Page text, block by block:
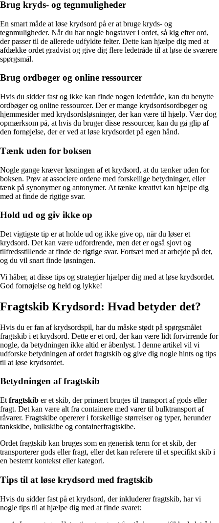
Brug kryds- og tegnmuligheder
En smart måde at løse krydsord på er at bruge kryds- og
tegnmuligheder. Når du har nogle bogstaver i ordet, så kig efter ord,
der passer til de allerede udfyldte felter. Dette kan hjælpe dig med at
afdække ordet gradvist og give dig flere ledetråde til at løse de sværere
spørgsmål.
Brug ordbøger og online ressourcer
Hvis du sidder fast og ikke kan finde nogen ledetråde, kan du benytte
ordbøger og online ressourcer. Der er mange krydsordsordbøger og
hjemmesider med krydsordsløsninger, der kan være til hjælp. Vær dog
opmærksom på, at hvis du bruger disse ressourcer, kan du gå glip af
den fornøjelse, der er ved at løse krydsordet på egen hånd.
Tænk uden for boksen
Nogle gange kræver løsningen af et krydsord, at du tænker uden for
boksen. Prøv at associere ordene med forskellige betydninger, eller
tænk på synonymer og antonymer. At tænke kreativt kan hjælpe dig
med at finde de rigtige svar.
Hold ud og giv ikke op
Det vigtigste tip er at holde ud og ikke give op, når du løser et
krydsord. Det kan være udfordrende, men det er også sjovt og
tilfredsstillende at finde de rigtige svar. Fortsæt med at arbejde på det,
og du vil snart finde løsningen.
Vi håber, at disse tips og strategier hjælper dig med at løse krydsordet.
God fornøjelse og held og lykke!
Fragtskib Krydsord: Hvad betyder det?
Hvis du er fan af krydsordspil, har du måske stødt på spørgsmålet
fragtskib i et krydsord. Dette er et ord, der kan være lidt forvirrende for
nogle, da betydningen ikke altid er åbenlyst. I denne artikel vil vi
udforske betydningen af ​​ordet fragtskib og give dig nogle hints og tips
til at løse krydsordet.
Betydningen af ​​fragtskib
Et fragtskib er et skib, der primært bruges til transport af gods eller
fragt. Det kan være alt fra containere med varer til bulktransport af
råvarer. Fragtskibe opererer i forskellige størrelser og typer, herunder
tankskibe, bulkskibe og containerfragtskibe.
Ordet fragtskib kan bruges som en generisk term for et skib, der
transporterer gods eller fragt, eller det kan referere til et specifikt skib i
en bestemt kontekst eller kategori.
Tips til at løse krydsord med fragtskib
Hvis du sidder fast på et krydsord, der inkluderer fragtskib, har vi
nogle tips til at hjælpe dig med at finde svaret: